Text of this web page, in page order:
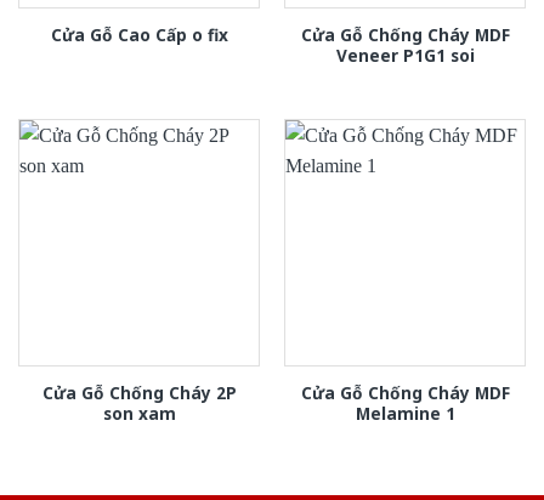
Cửa Gỗ Cao Cấp o fix
Cửa Gỗ Chống Cháy MDF
Veneer P1G1 soi
Cửa Gỗ Chống Cháy 2P
son xam
Cửa Gỗ Chống Cháy MDF
Melamine 1